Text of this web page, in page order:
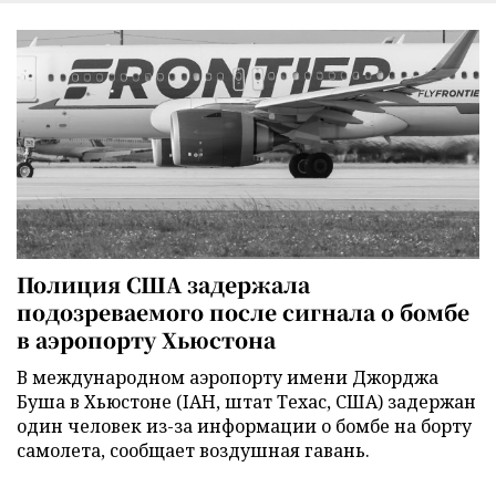
Полиция США задержала
подозреваемого после сигнала о бомбе
в аэропорту Хьюстона
В международном аэропорту имени Джорджа
Буша в Хьюстоне (IAH, штат Техас, США) задержан
один человек из-за информации о бомбе на борту
самолета, сообщает воздушная гавань.